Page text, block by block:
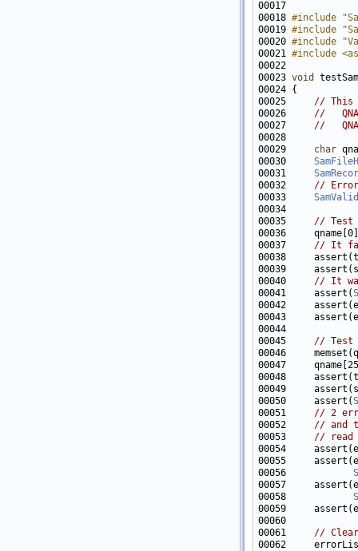
00018 #include
00019 #include
00020 #include
00021 #include
00023 void
00025 // This
00026 //
00027 //
00029 char
00030
00031
00032 //
00033
00035 // Test
00037 // It
00038
00039
00040 // It
00041     assert(
00042
00043
00045 // Test
00046
00048
00050     assert(
00051 // 2
00052 // and
00053 // read
00054
00055
00056
00057
00058
00059
00061 //
00062